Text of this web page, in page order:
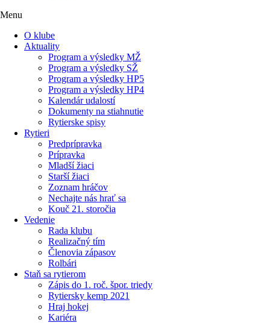
Menu
O klube
Aktuality
Program a výsledky MŽ
Program a výsledky SŽ
Program a výsledky HP5
Program a výsledky HP4
Kalendár udalostí
Dokumenty na stiahnutie
Rytierske spisy
Rytieri
Predprípravka
Prípravka
Mladší žiaci
Starší žiaci
Zoznam hráčov
Nechajte nás hrať sa
Kouč 21. storočia
Vedenie
Rada klubu
Realizačný tím
Členovia zápasov
Rolbári
Staň sa rytierom
Zápis do 1. roč. špor. triedy
Rytiersky kemp 2021
Hraj hokej
Kariéra